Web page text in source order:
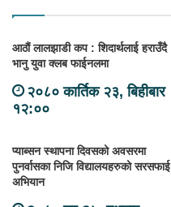
आठौं लालझाडी कप : शिदार्थलाई हराउँदै
भानु युवा क्लब फाईनलमा
२०८० कार्तिक २३, बिहीबार
१२:००
प्याब्सन स्थापना दिवसको अवसरमा
पुनर्वासका निजि विद्यालयहरुको सरसफाई
अभियान